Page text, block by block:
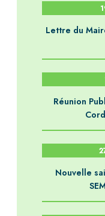
Lettre du
Réunion
Nouvelle